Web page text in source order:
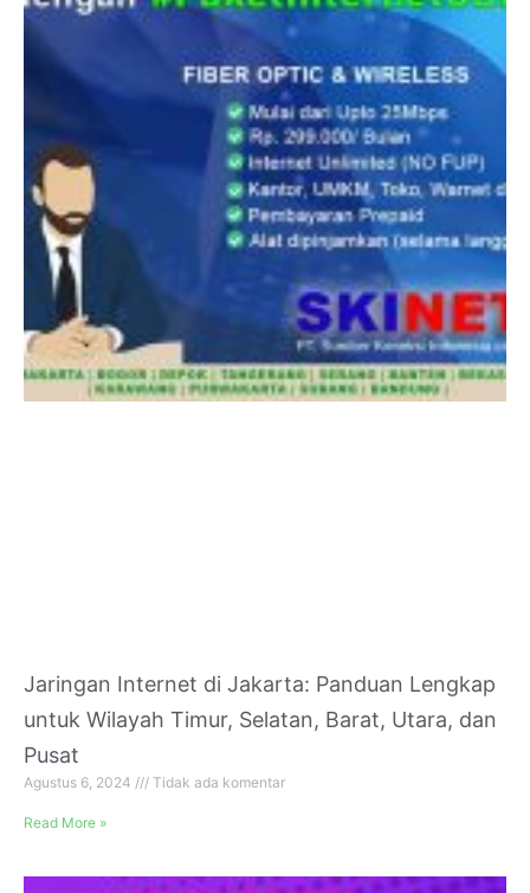
Jaringan Internet di Jakarta: Panduan Lengkap
untuk Wilayah Timur, Selatan, Barat, Utara, dan
Pusat
Agustus 6, 2024 Tidak ada komentar
Read More »